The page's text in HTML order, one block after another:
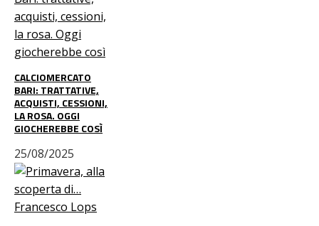
CALCIOMERCATO
BARI: TRATTATIVE,
ACQUISTI, CESSIONI,
LA ROSA. OGGI
GIOCHEREBBE COSÌ
25/08/2025